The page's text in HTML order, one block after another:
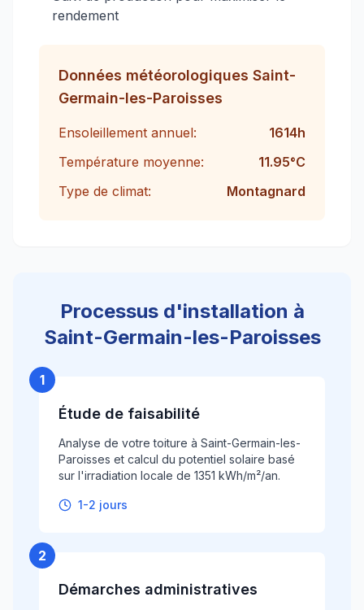
rendement
Données météorologiques Saint-
Germain-les-Paroisses
Ensoleillement annuel: 1614h
Température moyenne:
11.95°C
Type de climat:
Montagnard
Processus d'installation à
Saint-Germain-les-Paroisses
1
Étude de faisabilité
Analyse de votre toiture à Saint-Germain-les-
Paroisses et calcul du potentiel solaire basé
sur l'irradiation locale de 1351 kWh/m²/an.
1-2 jours
2
Démarches administratives